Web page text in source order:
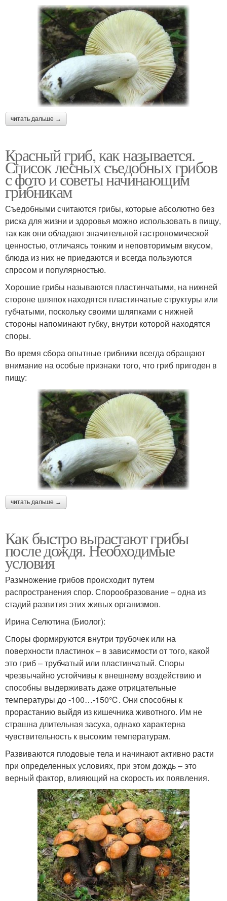
читать дальше →
Красный гриб, как называется.
Список лесных съедобных грибов
с фото и советы начинающим
грибникам
Съедобными считаются грибы, которые абсолютно без
риска для жизни и здоровья можно использовать в пищу,
так как они обладают значительной гастрономической
ценностью, отличаясь тонким и неповторимым вкусом,
блюда из них не приедаются и всегда пользуются
спросом и популярностью.
Хорошие грибы называются пластинчатыми, на нижней
стороне шляпок находятся пластинчатые структуры или
губчатыми, поскольку своими шляпками с нижней
стороны напоминают губку, внутри которой находятся
споры.
Во время сбора опытные грибники всегда обращают
внимание на особые признаки того, что гриб пригоден в
пищу:
читать дальше →
Как быстро вырастают грибы
после дождя. Необходимые
условия
Размножение грибов происходит путем
распространения спор. Спорообразование – одна из
стадий развития этих живых организмов.
Ирина Селютина (Биолог):
Споры формируются внутри трубочек или на
поверхности пластинок – в зависимости от того, какой
это гриб – трубчатый или пластинчатый. Споры
чрезвычайно устойчивы к внешнему воздействию и
способны выдерживать даже отрицательные
температуры до -100…-150℃. Они способны к
прорастанию выйдя из кишечника животного. Им не
страшна длительная засуха, однако характерна
чувствительность к высоким температурам.
Развиваются плодовые тела и начинают активно расти
при определенных условиях, при этом дождь – это
верный фактор, влияющий на скорость их появления.